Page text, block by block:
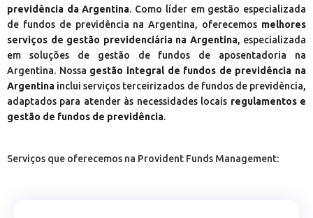
previdência da Argentina. Como líder em gestão especializada
de fundos de previdência na Argentina, oferecemos melhores
serviços de gestão previdenciária na Argentina, especializada
em soluções de gestão de fundos de aposentadoria na
Argentina. Nossa gestão integral de fundos de previdência na
Argentina inclui serviços terceirizados de fundos de previdência,
adaptados para atender às necessidades locais regulamentos e
gestão de fundos de previdência.
Serviços que oferecemos na Provident Funds Management: